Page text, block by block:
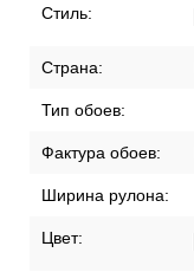
Стиль:
Страна:
Тип обоев:
Фактура обоев:
Ширина рулона:
Цвет: